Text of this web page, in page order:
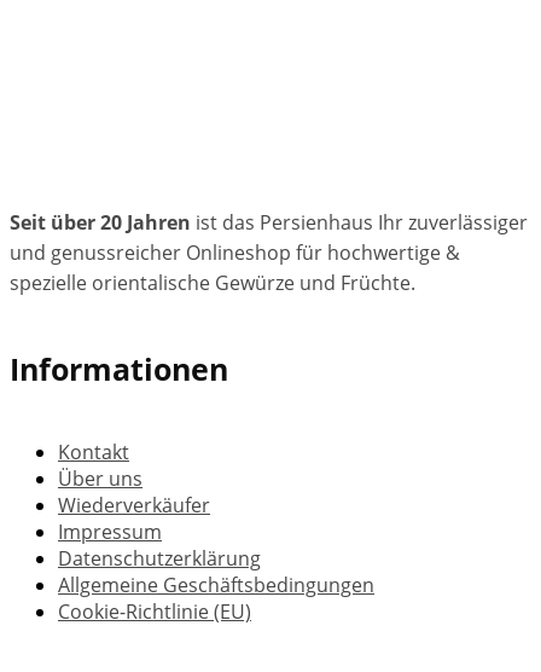
Seit über 20 Jahren ist das Persienhaus Ihr zuverlässiger
und genussreicher Onlineshop für hochwertige &
spezielle orientalische Gewürze und Früchte.
Informationen
Kontakt
Über uns
Wiederverkäufer
Impressum
Datenschutzerklärung
Allgemeine Geschäftsbedingungen
Cookie-Richtlinie (EU)